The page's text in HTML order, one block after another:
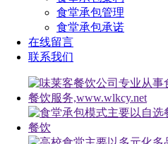
食堂承包管理
食堂承包承诺
在线留言
联系我们